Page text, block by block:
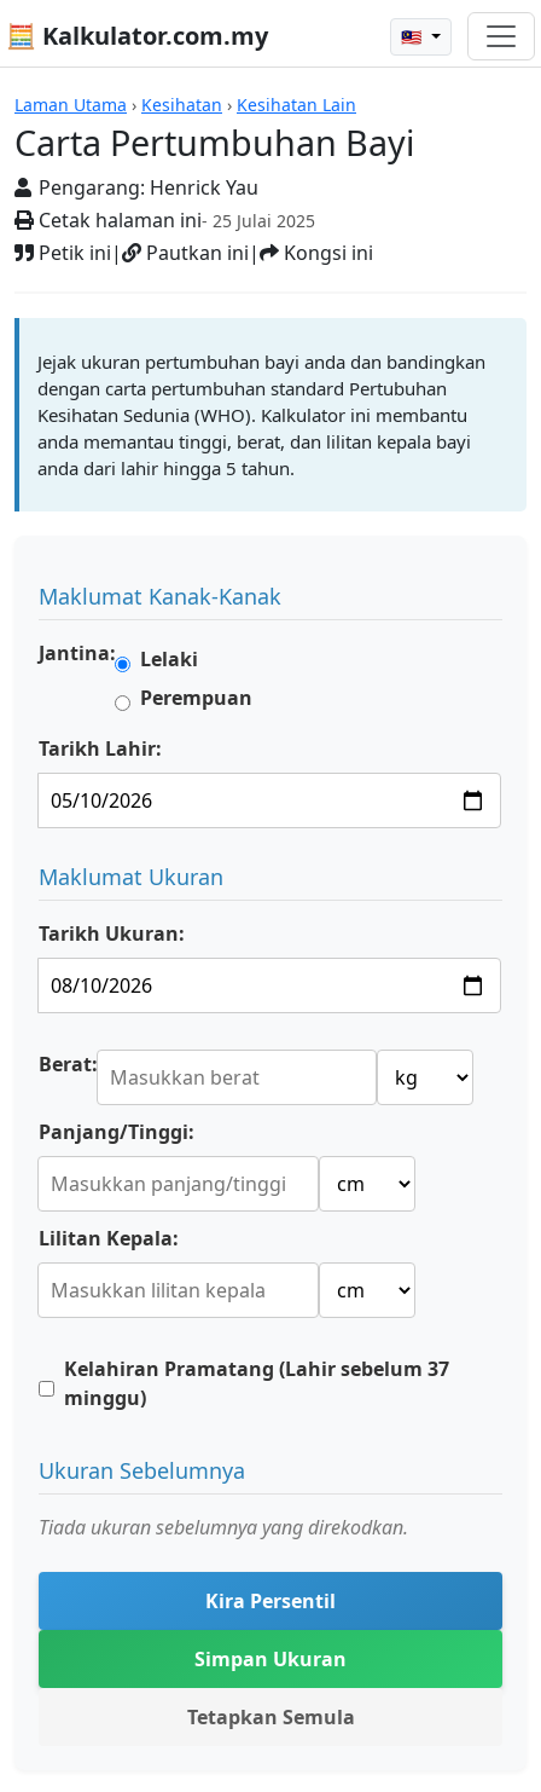
🧮 Kalkulator.com.my 🇲🇾
Laman Utama › Kesihatan › Kesihatan Lain
Carta Pertumbuhan Bayi
Pengarang: Henrick Yau
Cetak halaman ini- 25 Julai 2025
Petik ini| Pautkan ini| Kongsi ini
Kalkulator
Jejak ukuran pertumbuhan bayi anda dan bandingkan
dengan carta pertumbuhan standard Pertubuhan
Kesihatan Sedunia (WHO). Kalkulator ini membantu
anda memantau tinggi, berat, dan lilitan kepala bayi
anda dari lahir hingga 5 tahun.
Maklumat Kanak-Kanak
Jantina:
Lelaki
Perempuan
Tarikh Lahir:
Maklumat Ukuran
Tarikh Ukuran:
Berat:
Panjang/Tinggi:
Lilitan Kepala:
Kelahiran Pramatang (Lahir sebelum 37
minggu)
Ukuran Sebelumnya
Tiada ukuran sebelumnya yang direkodkan.
Kira Persentil
Simpan Ukuran
Tetapkan Semula